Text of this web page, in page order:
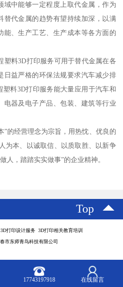
域中能够一定程度上取代金属，作为
替代金属的趋势有望持续加深，以满
能、生产工艺、生产成本等各方面的
塑料3D打印服务可用于替代金属在各
日益严格的环保法规要求汽车减少排
料3D打印服务能大量应用于汽车和
电器及电子产品、包装、建筑等行业
”的经营理念为宗旨，用热忱、优良的
为本、以诚取信、以质取胜、以新争
人，踏踏实实做事”的企业精神。
Top
打印设计服务 3D打印相关教育培训
市东师青鸟科技有限公司
17743197918 在线留言